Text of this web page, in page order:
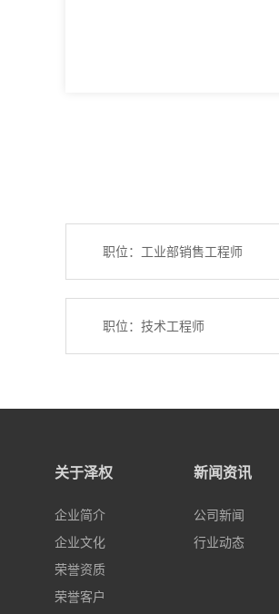
职位：工业部销售工程师
职位：技术工程师
关于泽权
企业简介
企业文化
荣誉资质
荣誉客户
新闻资讯
公司新闻
行业动态